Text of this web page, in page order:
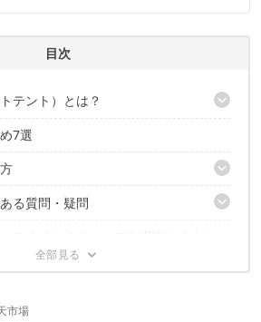
フィール目次
テント）とは？
7選
の幅に適したものを選ぼう
以上あると雨の日も安心
どの機能が充実しているとより快適！
る質問・疑問
とき、荷物はどこに置けばいいの？
こちらの記事もおすすめ！
市場